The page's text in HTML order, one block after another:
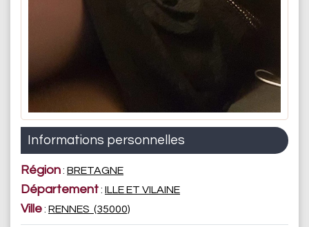
Informations personnelles
Région: BRETAGNE
Département: ILLE ET VILAINE
Ville: RENNES (35000)